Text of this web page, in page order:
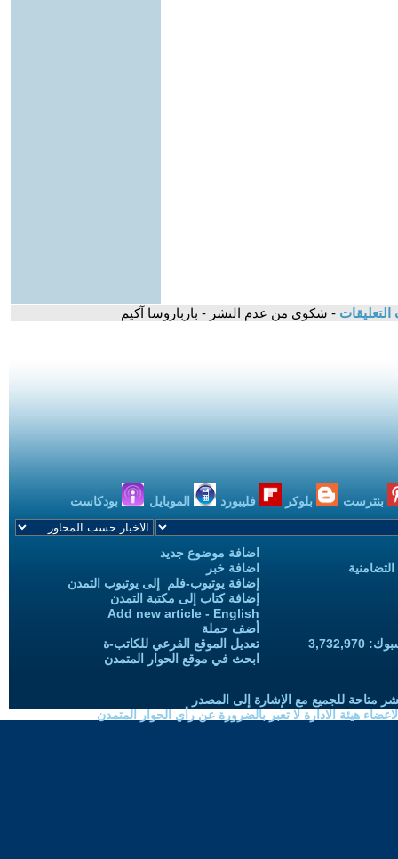
- شكوى من عدم النشر - بارباروسا آكيم
بنترست بلوكر فليبورد الموبايل بودكاست
اضافة موضوع جديد
اضافة خبر
إضافة يوتيوب-فلم إلى يوتيوب التمدن
إضافة كتاب إلى مكتبة التمدن
Add new article - English
أضف حملة
تعديل الموقع الفرعي للكاتب-ة
ابحث في موقع الحوار المتمدن
متاحة للجميع مع الإشارة إلى المصدر
هيئة الادارة لا تعبر بالضرورة عن رأي الحوار المتمدن